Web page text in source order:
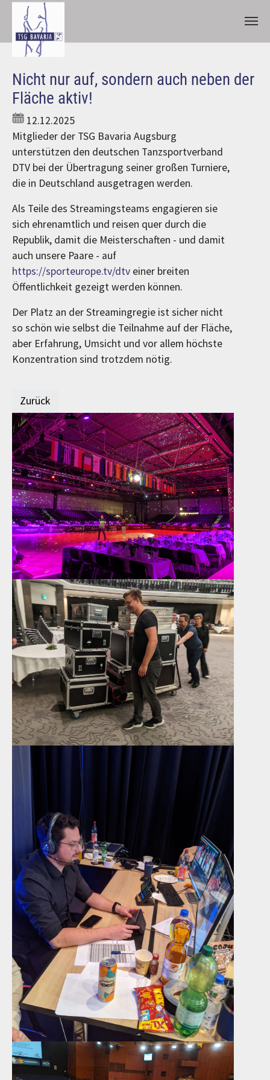
Zum Hauptinhalt springen
Nicht nur auf, sondern auch neben der
Fläche aktiv!
12.12.2025
Mitglieder der TSG Bavaria Augsburg
unterstützen den deutschen Tanzsportverband
DTV bei der Übertragung seiner großen Turniere,
die in Deutschland ausgetragen werden.
Als Teile des Streamingsteams engagieren sie
sich ehrenamtlich und reisen quer durch die
Republik, damit die Meisterschaften - und damit
auch unsere Paare - auf
https://sporteurope.tv/dtv einer breiten
Öffentlichkeit gezeigt werden können.
Der Platz an der Streamingregie ist sicher nicht
so schön wie selbst die Teilnahme auf der Fläche,
aber Erfahrung, Umsicht und vor allem höchste
Konzentration sind trotzdem nötig.
Zurück